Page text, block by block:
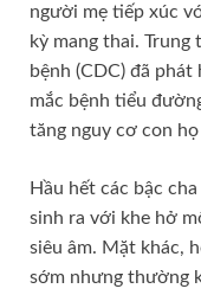
người mẹ tiếp xúc
kỳ mang thai. Trung
bệnh (CDC) đã
mắc bệnh tiểu
tăng nguy cơ con
Hầu hết các bậc
sinh ra với khe hở
siêu âm. Mặt khác,
sớm nhưng thường